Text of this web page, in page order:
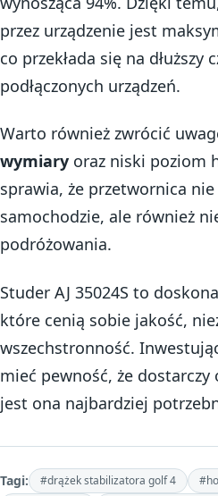
przez urządzenie jest
co przekłada się na dłuższy
podłączonych urządzeń.
Warto również zwrócić
wymiary oraz niski poziom
sprawia, że przetwornica
samochodzie, ale również
podróżowania.
Studer AJ 35024S to
które cenią sobie jakość,
wszechstronność.
mieć pewność, że
jest ona najbardziej
Tagi: #drążek stabilizatora golf 4